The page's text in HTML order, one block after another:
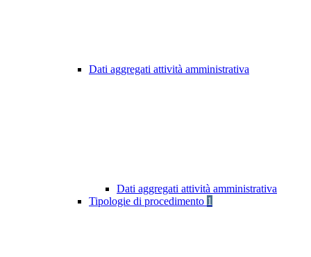
Dati aggregati attività amministrativa
Dati aggregati attività amministrativa
Tipologie di procedimento 1